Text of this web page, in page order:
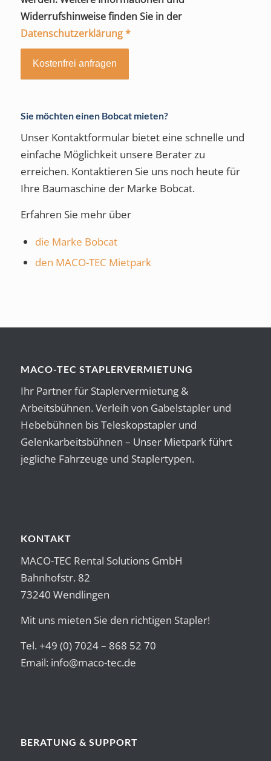
Widerrufshinweise finden Sie in der
Datenschutzerklärung *
Sie möchten einen Bobcat mieten?
Unser Kontaktformular bietet eine schnelle und
einfache Möglichkeit unsere Berater zu
erreichen. Kontaktieren Sie uns noch heute für
Ihre Baumaschine der Marke Bobcat.
Erfahren Sie mehr über
die Marke Bobcat
den MACO-TEC Mietpark
MACO-TEC STAPLERVERMIETUNG
Ihr Partner für Staplervermietung &
Arbeitsbühnen. Verleih von Gabelstapler und
Hebebühnen bis Teleskopstapler und
Gelenkarbeitsbühnen – Unser Mietpark führt
jegliche Fahrzeuge und Staplertypen.
KONTAKT
MACO-TEC Rental Solutions GmbH
Bahnhofstr. 82
73240 Wendlingen
Mit uns mieten Sie den richtigen Stapler!
Tel. +49 (0) 7024 – 868 52 70
Email: info@maco-tec.de
BERATUNG & SUPPORT